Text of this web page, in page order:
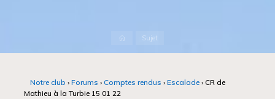
AccueilSujet
Notre club › Forums › Comptes rendus › Escalade › CR de
Mathieu à la Turbie 15 01 22